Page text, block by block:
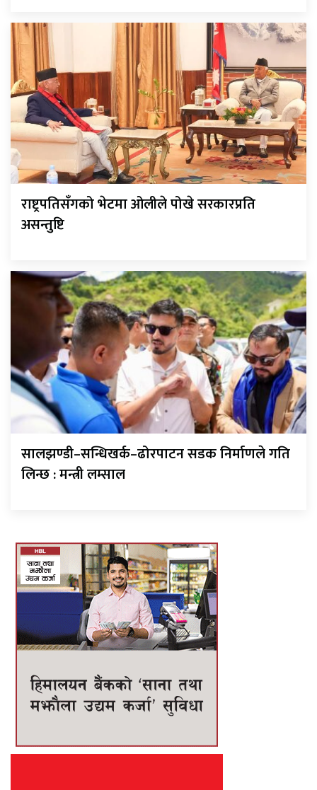
राष्ट्रपतिसँगको भेटमा ओलीले पोखे सरकारप्रति
असन्तुष्टि
सालझण्डी–सन्धिखर्क–ढोरपाटन सडक निर्माणले गति
लिन्छ : मन्त्री लम्साल